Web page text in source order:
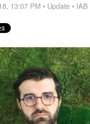
13:07 PM • Update • IAB